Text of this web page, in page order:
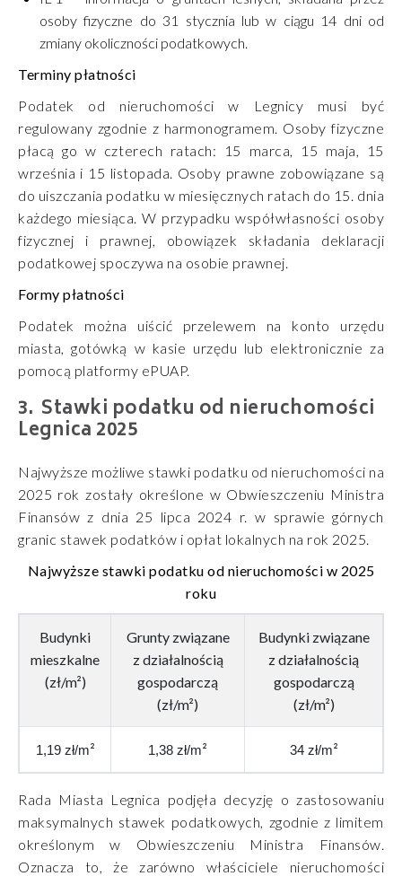
osoby fizyczne do 31 stycznia lub w ciągu 14 dni od
zmiany okoliczności podatkowych.
Terminy płatności
Podatek od nieruchomości w Legnicy musi być
regulowany zgodnie z harmonogramem. Osoby fizyczne
płacą go w czterech ratach: 15 marca, 15 maja, 15
września i 15 listopada. Osoby prawne zobowiązane są
do uiszczania podatku w miesięcznych ratach do 15. dnia
każdego miesiąca. W przypadku współwłasności osoby
fizycznej i prawnej, obowiązek składania deklaracji
podatkowej spoczywa na osobie prawnej.
Formy płatności
Podatek można uiścić przelewem na konto urzędu
miasta, gotówką w kasie urzędu lub elektronicznie za
pomocą platformy ePUAP.
Stawki podatku od nieruchomości
Legnica 2025
Najwyższe możliwe stawki podatku od nieruchomości na
2025 rok zostały określone w Obwieszczeniu Ministra
Finansów z dnia 25 lipca 2024 r. w sprawie górnych
granic stawek podatków i opłat lokalnych na rok 2025.
Najwyższe stawki podatku od nieruchomości w 2025
roku
Budynki
mieszkalne
(zł/m²)
Grunty związane
z działalnością
gospodarczą
(zł/m²)
Budynki związane
z działalnością
gospodarczą
(zł/m²)
1,19 zł/m² 1,38 zł/m² 34 zł/m²
Rada Miasta Legnica podjęła decyzję o zastosowaniu
maksymalnych stawek podatkowych, zgodnie z limitem
określonym w Obwieszczeniu Ministra Finansów.
Oznacza to, że zarówno właściciele nieruchomości